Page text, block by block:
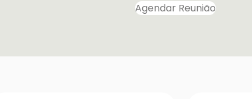
Agendar Reunião